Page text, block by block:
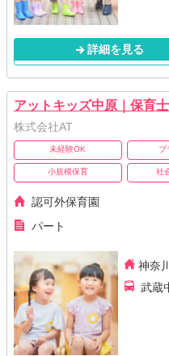
詳細を見る
アットキッズ中原｜保育
株式会社AT
未経験OK ブ
小規模保育 社
認可外保育園
パート
神奈
武蔵